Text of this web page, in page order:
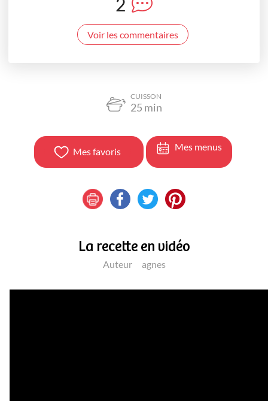
Voir les commentaires
CUISSON
25 min
Mes favoris Mes menus
La recette en vidéo
Auteur agnes